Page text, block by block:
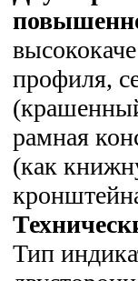
профиля,
рамная
(как
Тип